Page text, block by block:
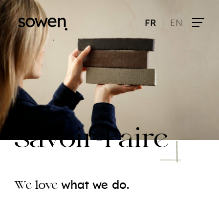
FR EN
Savoir-Faire
We love what we do.